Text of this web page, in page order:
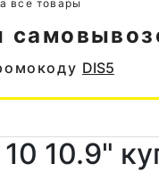
все товары
DIS5
10.9"